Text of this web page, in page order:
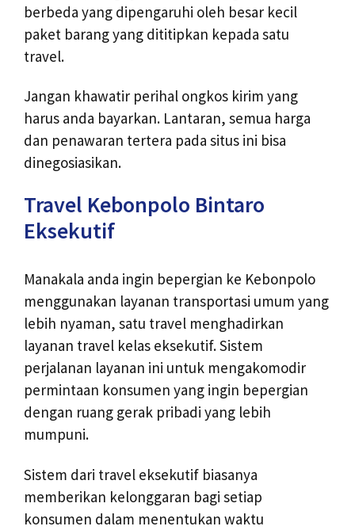
berbeda yang dipengaruhi oleh besar kecil
paket barang yang dititipkan kepada satu
travel.
Jangan khawatir perihal ongkos kirim yang
harus anda bayarkan. Lantaran, semua harga
dan penawaran tertera pada situs ini bisa
dinegosiasikan.
Travel Kebonpolo Bintaro
Eksekutif
Manakala anda ingin bepergian ke Kebonpolo
menggunakan layanan transportasi umum yang
lebih nyaman, satu travel menghadirkan
layanan travel kelas eksekutif. Sistem
perjalanan layanan ini untuk mengakomodir
permintaan konsumen yang ingin bepergian
dengan ruang gerak pribadi yang lebih
mumpuni.
Sistem dari travel eksekutif biasanya
memberikan kelonggaran bagi setiap
konsumen dalam menentukan waktu